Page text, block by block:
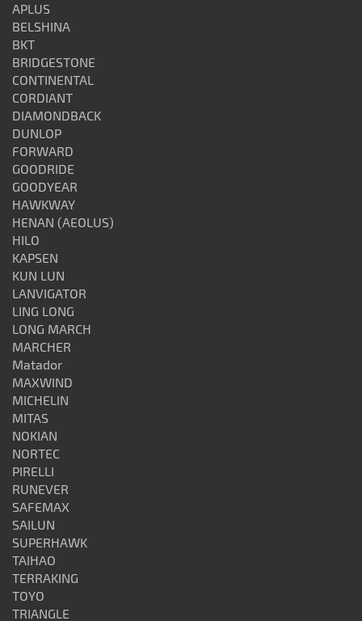
APLUS
BELSHINA
BKT
BRIDGESTONE
CONTINENTAL
CORDIANT
DIAMONDBACK
DUNLOP
FORWARD
GOODRIDE
GOODYEAR
HAWKWAY
HENAN (AEOLUS)
HILO
KAPSEN
KUN LUN
LANVIGATOR
LING LONG
LONG MARCH
MARCHER
Matador
MAXWIND
MICHELIN
MITAS
NOKIAN
NORTEC
PIRELLI
RUNEVER
SAFEMAX
SAILUN
SUPERHAWK
TAIHAO
TERRAKING
TOYO
TRIANGLE